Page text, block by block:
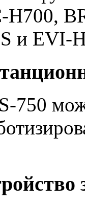
H700,
и EVI-